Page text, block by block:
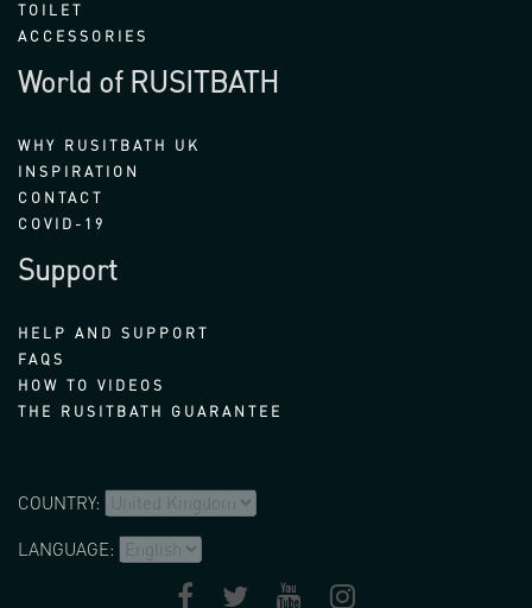
TOILET
ACCESSORIES
World of RUSITBATH
WHY RUSITBATH UK
INSPIRATION
CONTACT
COVID-19
Support
HELP AND SUPPORT
FAQS
HOW TO VIDEOS
THE RUSITBATH GUARANTEE
COUNTRY:
LANGUAGE: